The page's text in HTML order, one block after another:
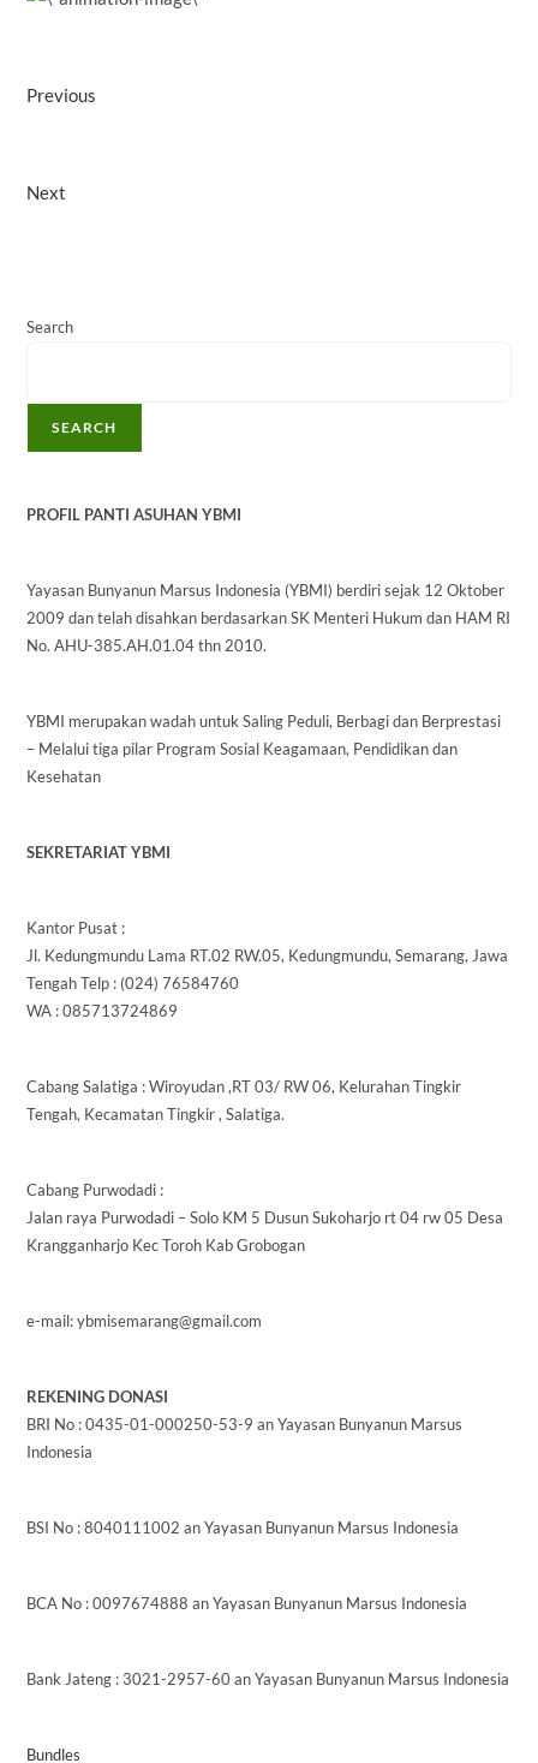
Previous
Next
Search
SEARCH
PROFIL PANTI ASUHAN YBMI
Yayasan Bunyanun Marsus Indonesia (YBMI) berdiri sejak 12 Oktober
2009 dan telah disahkan berdasarkan SK Menteri Hukum dan HAM RI
No. AHU-385.AH.01.04 thn 2010.
YBMI merupakan wadah untuk Saling Peduli, Berbagi dan Berprestasi
– Melalui tiga pilar Program Sosial Keagamaan, Pendidikan dan
Kesehatan
SEKRETARIAT YBMI
Kantor Pusat :
Jl. Kedungmundu Lama RT.02 RW.05, Kedungmundu, Semarang, Jawa
Tengah Telp : (024) 76584760
WA : 085713724869
Cabang Salatiga : Wiroyudan ,RT 03/ RW 06, Kelurahan Tingkir
Tengah, Kecamatan Tingkir , Salatiga.
Cabang Purwodadi :
Jalan raya Purwodadi – Solo KM 5 Dusun Sukoharjo rt 04 rw 05 Desa
Krangganharjo Kec Toroh Kab Grobogan
e-mail: ybmisemarang@gmail.com
REKENING DONASI
BRI No : 0435-01-000250-53-9 an Yayasan Bunyanun Marsus
Indonesia
BSI No : 8040111002 an Yayasan Bunyanun Marsus Indonesia
BCA No : 0097674888 an Yayasan Bunyanun Marsus Indonesia
Bank Jateng : 3021-2957-60 an Yayasan Bunyanun Marsus Indonesia
Bundles